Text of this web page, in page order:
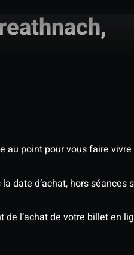
au point pour vous faire
date d’achat, hors
l’achat de votre billet en